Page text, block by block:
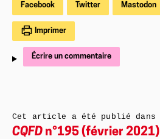
Facebook Twitter Mastodon
Imprimer
Écrire un commentaire
Cet article a été publié dans
CQFD n°195 (février 2021)